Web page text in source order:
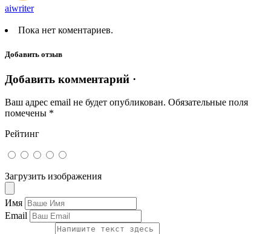
aiwriter
Пока нет коментариев.
Добавить отзыв
Добавить комментарий ·
Ваш адрес email не будет опубликован. Обязательные поля
помечены *
Рейтинг
Загрузить изображения
Имя
Email